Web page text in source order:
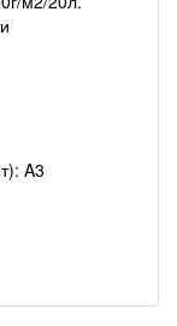
A3